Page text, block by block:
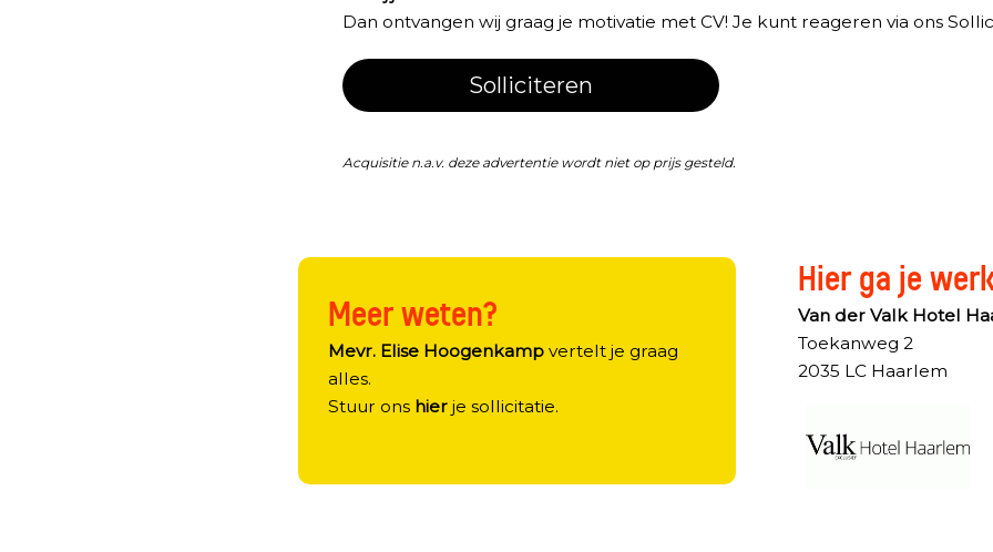
Dan ontvangen wij graag je motivatie met CV! Je kunt reageren via ons
Solliciteren
Acquisitie n.a.v. deze advertentie wordt niet op prijs gesteld.
Meer weten?
Mevr. Elise Hoogenkampvertelt je graag
alles.
Stuur ons hier je sollicitatie.
Hier ga je
Van der Valk Hotel
Toekanweg 2
2035 LC Haarlem